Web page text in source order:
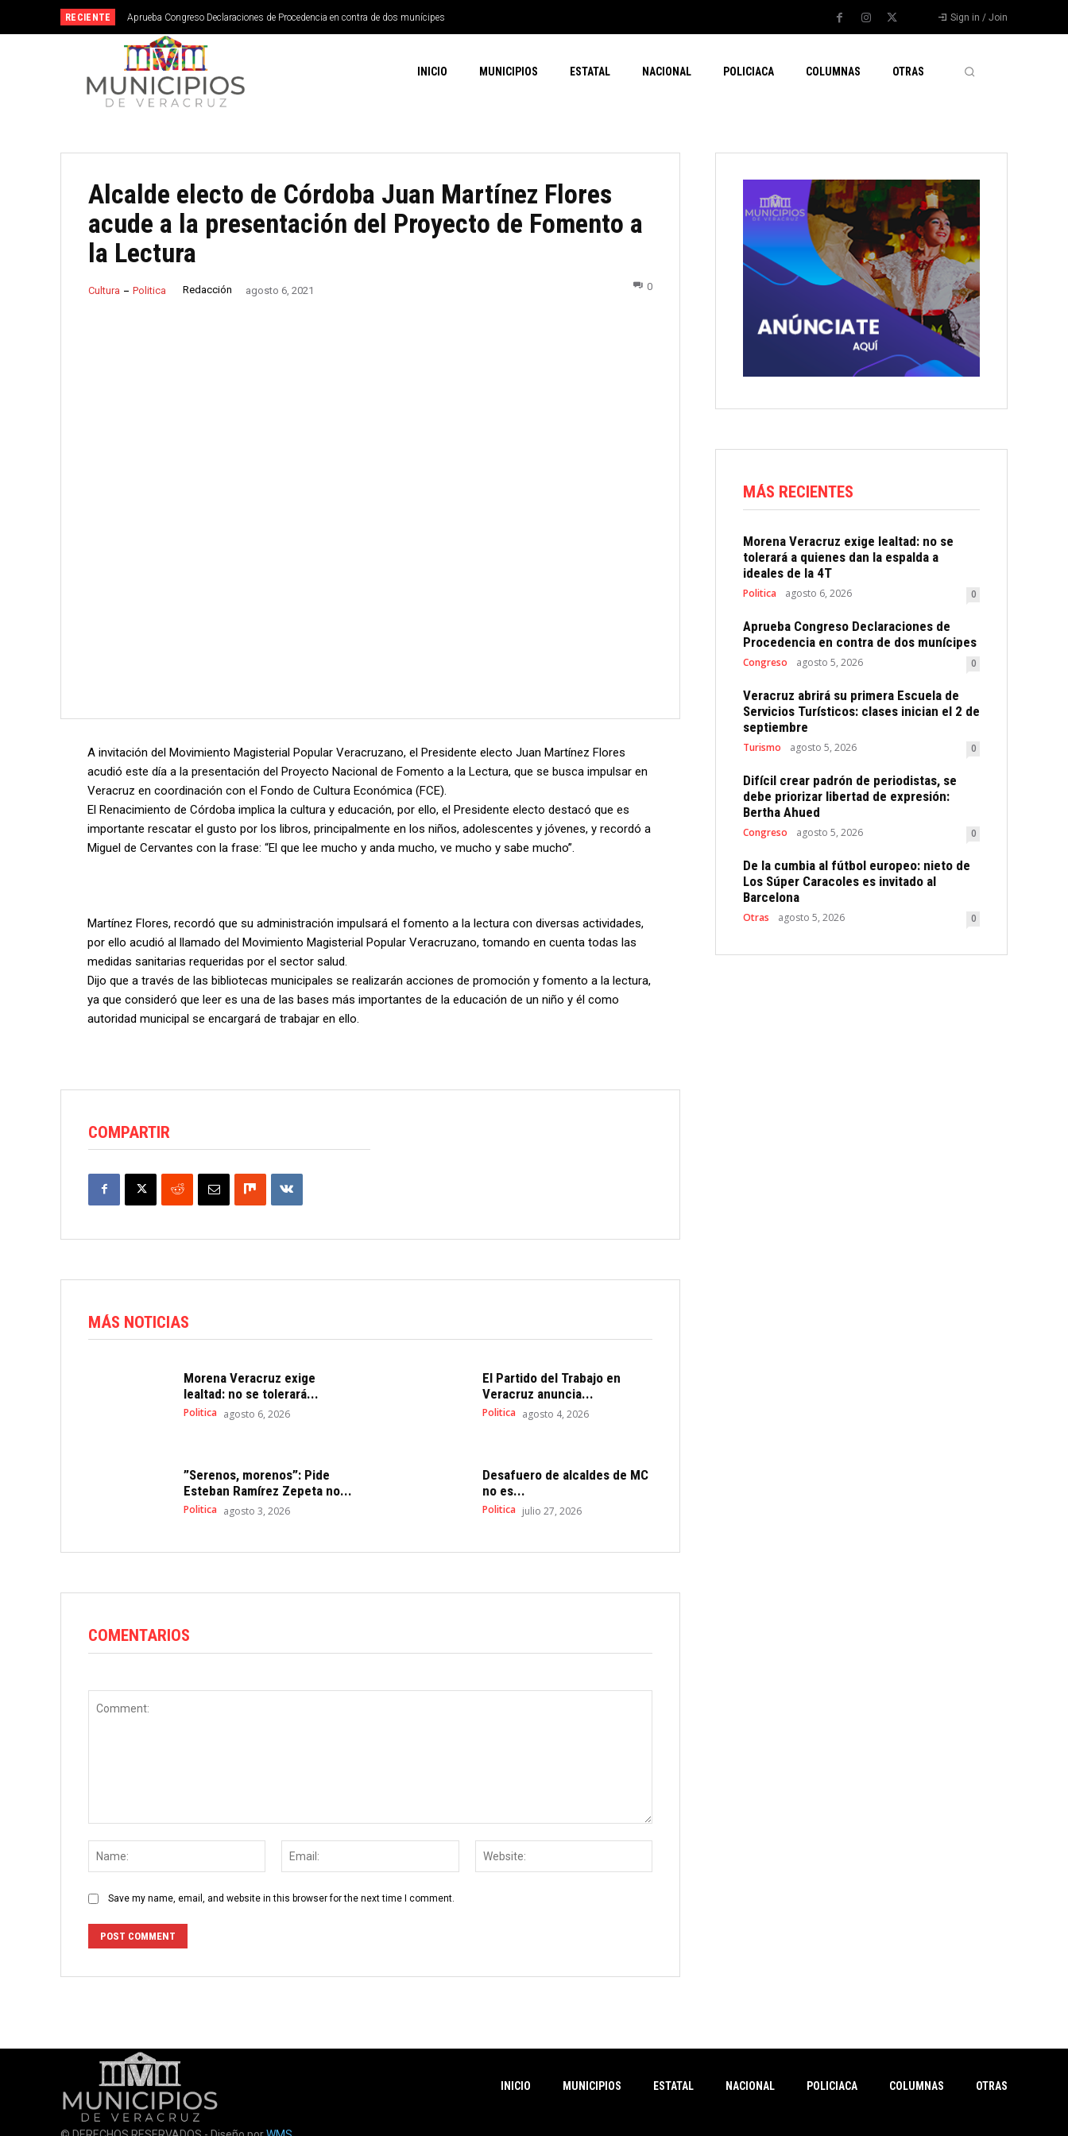
RECIENTE Aprueba Congreso Declaraciones de Procedencia en contra de dos munícipes Sign in / Join
INICIO MUNICIPIOS ESTATAL NACIONAL POLICIACA COLUMNAS OTRAS
Alcalde electo de Córdoba Juan Martínez Flores
acude a la presentación del Proyecto de Fomento a
la Lectura
Cultura Politica Redacción agosto 6, 2021 0
A invitación del Movimiento Magisterial Popular Veracruzano, el Presidente electo Juan Martínez Flores
acudió este día a la presentación del Proyecto Nacional de Fomento a la Lectura, que se busca impulsar en
Veracruz en coordinación con el Fondo de Cultura Económica (FCE).
El Renacimiento de Córdoba implica la cultura y educación, por ello, el Presidente electo destacó que es
importante rescatar el gusto por los libros, principalmente en los niños, adolescentes y jóvenes, y recordó a
Miguel de Cervantes con la frase: “El que lee mucho y anda mucho, ve mucho y sabe mucho”.
Martínez Flores, recordó que su administración impulsará el fomento a la lectura con diversas actividades,
por ello acudió al llamado del Movimiento Magisterial Popular Veracruzano, tomando en cuenta todas las
medidas sanitarias requeridas por el sector salud.
Dijo que a través de las bibliotecas municipales se realizarán acciones de promoción y fomento a la lectura,
ya que consideró que leer es una de las bases más importantes de la educación de un niño y él como
autoridad municipal se encargará de trabajar en ello.
COMPARTIR
MÁS NOTICIAS
Morena Veracruz exige
lealtad: no se tolerará...
Politica agosto 6, 2026
El Partido del Trabajo en
Veracruz anuncia...
Politica agosto 4, 2026
”Serenos, morenos”: Pide
Esteban Ramírez Zepeta no...
Politica agosto 3, 2026
Desafuero de alcaldes de MC
no es...
Politica julio 27, 2026
COMENTARIOS
Save my name, email, and website in this browser for the next time I comment.
MÁS RECIENTES
Morena Veracruz exige lealtad: no se
tolerará a quienes dan la espalda a
ideales de la 4T
Politica agosto 6, 2026 0
Aprueba Congreso Declaraciones de
Procedencia en contra de dos munícipes
Congreso agosto 5, 2026 0
Veracruz abrirá su primera Escuela de
Servicios Turísticos: clases inician el 2 de
septiembre
Turismo agosto 5, 2026 0
Difícil crear padrón de periodistas, se
debe priorizar libertad de expresión:
Bertha Ahued
Congreso agosto 5, 2026 0
De la cumbia al fútbol europeo: nieto de
Los Súper Caracoles es invitado al
Barcelona
Otras agosto 5, 2026 0
INICIO MUNICIPIOS ESTATAL NACIONAL POLICIACA COLUMNAS OTRAS